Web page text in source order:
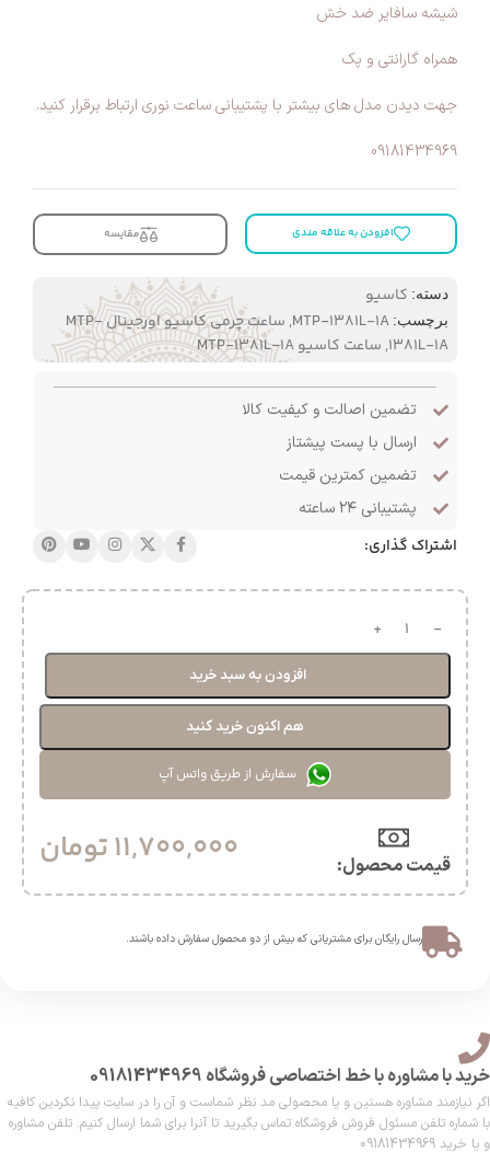
شیشه سافایر ضد خش
همراه گارانتی و پک
جهت دیدن مدل های بیشتر با پشتیبانی ساعت نوری ارتباط برقرار کنید.
09181434969
افزودن به علاقه مندی مقایسه
دسته: کاسیو
برچسب: MTP-1381L-1A
,
ساعت چرمی کاسیو اورجینال MTP-
1381L-1A
, ساعت کاسیو MTP-1381L-1A
تضمین اصالت و کیفیت کالا
ارسال با پست پیشتاز
تضمین کمترین قیمت
پشتیبانی ۲۴ ساعته
اشتراک گذاری:
افزودن به سبد خرید
هم اکنون خرید کنید
سفارش از طریق واتس آپ
قیمت محصول:​ 11,700,000تومان
ارسال رایگان برای مشتریانی که بیش از دو محصول سفارش داده باشند.​
خرید با مشاوره با خط اختصاصی فروشگاه 09181434969
اگر نیازمند مشاوره هستین و یا محصولی مد نظر شماست و آن را در سایت پیدا نکردین کافیه
با شماره تلفن مسئول فروش فروشگاه تماس بگیرید تا آنرا برای شما ارسال کنیم. تلفن مشاوره
و یا خرید 09181434969